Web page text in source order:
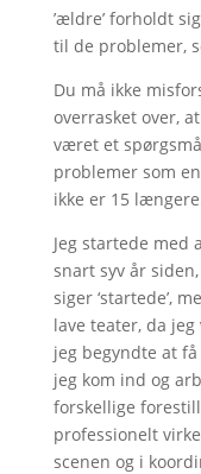
’ældre’ forholdt
til de problemer,
Du må ikke
overrasket over,
været et
problemer som
ikke er 15
Jeg startede
snart syv år
siger ‘startede’,
lave teater, da
jeg begyndte at
jeg kom ind og
forskellige
professionelt
scenen og i